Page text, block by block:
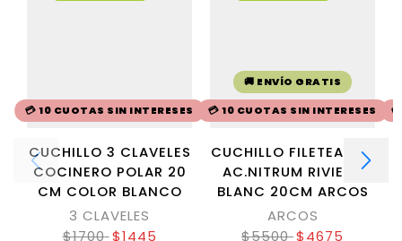
💳 10 CUOTAS SIN INTERESES
CUCHILLO 3 CLAVELES
COCINERO POLAR 20
CM COLOR BLANCO
3 CLAVELES
$1700 $1445
🚚 ENVÍO GRATIS
💳 10 CUOTAS SIN INTERESES
CUCHILLO FILETEADOR
AC.NITRUM RIVIERA
BLANC 20CM ARCOS
ARCOS
$5500 $4675